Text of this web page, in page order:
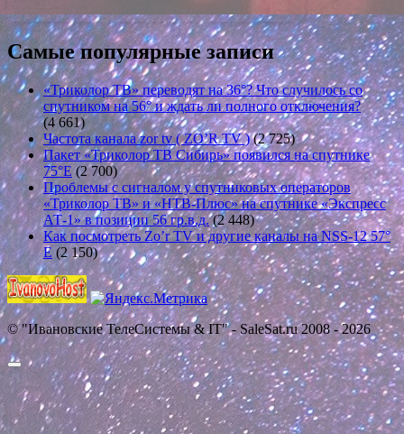
Самые популярные записи
«Триколор ТВ» переводят на 36°? Что случилось со
спутником на 56° и ждать ли полного отключения?
(4 661)
Частота канала zor tv ( ZO’R TV ) (2 725)
Пакет «Триколор ТВ Сибирь» появился на спутнике
75°E (2 700)
Проблемы с сигналом у спутниковых операторов
«Триколор ТВ» и «НТВ-Плюс» на спутнике «Экспресс
АТ-1» в позиции 56 гр.в.д. (2 448)
Как посмотреть Zo’r TV и другие каналы на NSS-12 57°
E (2 150)
© "Ивановские ТелеСистемы & IT" - SaleSat.ru 2008 - 2026
Прокрутить
вверх